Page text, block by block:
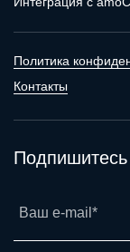
Политика
Контакты
Ваш e-mail*